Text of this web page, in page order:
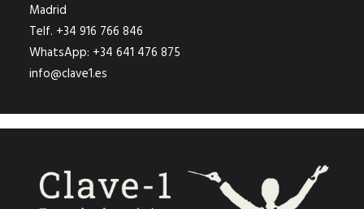
Madrid
Telf. +34 916 766 846
WhatsApp: +34 641 476 875
info@clave1.es